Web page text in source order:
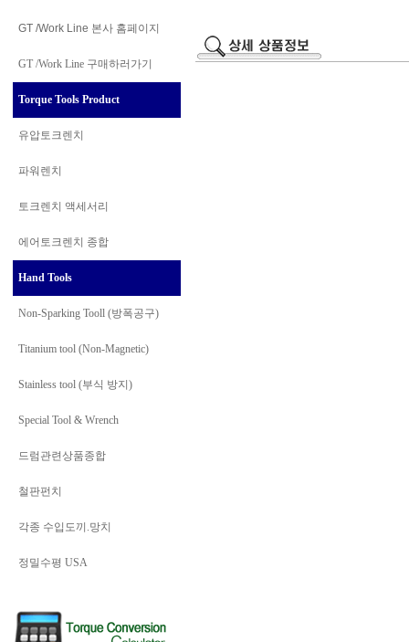
GT /Work Line 본사 홈페이지
GT /Work Line 구매하러가기
Torque Tools Product
유압토크렌치
파워렌치
토크렌치 액세서리
에어토크렌치 종합
Hand Tools
Non-Sparking Tooll (방폭공구)
Titanium tool (Non-Magnetic)
Stainless tool (부식 방지)
Special Tool & Wrench
드럼관련상품종합
철판펀치
각종 수입도끼.망치
정밀수평 USA